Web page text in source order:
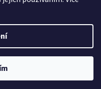
práva vyhrazena.